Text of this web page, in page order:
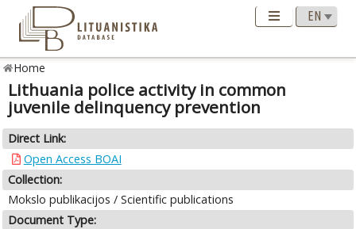
Home
Lithuania police activity in common
juvenile delinquency prevention
Direct Link:
Open Access BOAI
Collection:
Mokslo publikacijos / Scientific publications
Document Type: